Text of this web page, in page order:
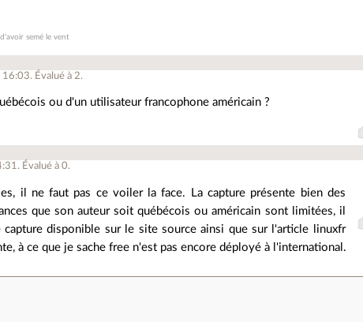
semé le vent
16:03. Évalué à 2.
ou d'un utilisateur francophone américain ?
. Évalué à0.
il ne faut pas ce voiler la face. La capture présente bien des
que son auteur soit québécois ou américain sont limitées, il
capture disponible sur le site source ainsi que sur l'article linuxfr
à ce que je sache free n'est pas encore déployé à l'international.